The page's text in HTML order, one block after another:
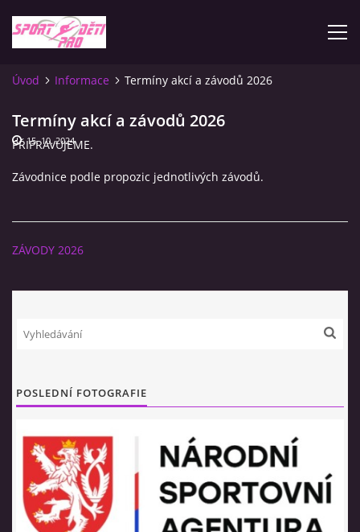
KONTAKTY
PLATEBNÍ PODMÍNKY
FOTOALBUM
ZÁVODY
TRENÉŘI
NAŠE ZÁVODNICE
HVĚZDIČKY
Úvod Informace Termíny akcí a závodů 2026
Termíny akcí a závodů 2026
PŘIPRAVUJEME.
Závodnice podle propozic jednotlivých závodů.
15. 10. 2024
ZÁVODY 2026
POSLEDNÍ FOTOGRAFIE